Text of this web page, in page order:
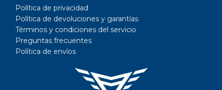
Política de privacidad
Política de devoluciones y garantías
Términos y condiciones del servicio
Preguntas frecuentes
Política de envíos